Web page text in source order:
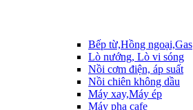
Bếp từ,Hồng ngoại,Gas
Lò nướng, Lò vi sóng
Nồi cơm điện, áp suất
Nồi chiên không dầu
Máy xay,Máy ép
Máy pha cafe